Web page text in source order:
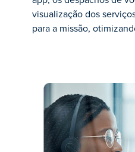
visualização dos
para a missão,